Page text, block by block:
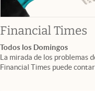
Financial Times
Todos los Domingos
La mirada de los problemas
Financial Times puede